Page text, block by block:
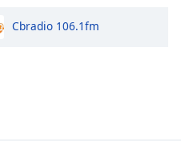
Cbradio 106.1fm